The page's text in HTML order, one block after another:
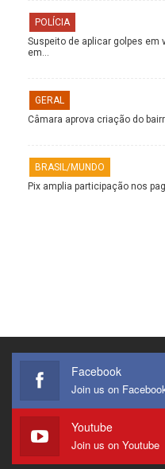
POLÍCIA
Suspeito de aplicar golpes
em…
GERAL
Câmara aprova criação do
BRASIL/MUNDO
Pix amplia participação nos
Facebook
Join us on
Youtube
Join us on Youtube